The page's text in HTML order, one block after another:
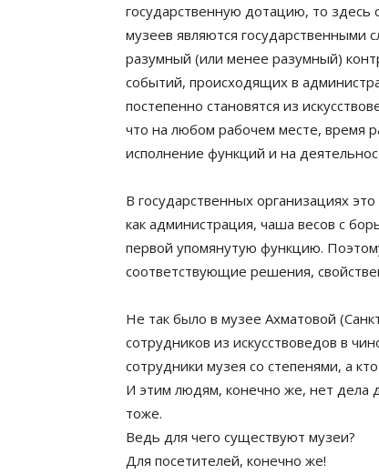
государственную дотацию, то здесь
музеев являются
разумный (или менее разумный)
событий, происходящих в
постепенно становятся из
что на любом рабочем месте, время
исполнение функций и на
В государственных организациях
как администрация, чаша весов с
первой упомянутую функцию.
соответствующие решения,
Не так было в музее Ахматовой
сотрудников из искусствоведов в
сотрудники музея со степенями, а
И этим людям, конечно же, нет дела
тоже.
Ведь для чего существуют музеи?
Для посетителей, конечно же!